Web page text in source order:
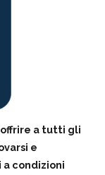
offrire a tutti gli
e
condizioni